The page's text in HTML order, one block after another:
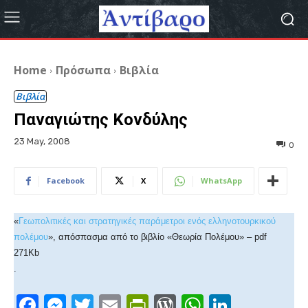
Home Πρόσωπα Βιβλία
Βιβλία
Παναγιώτης Κονδύλης
23 May, 2008 0
Facebook X WhatsApp
«Γεωπολιτικές και στρατηγικές παράμετροι ενός ελληνοτουρκικού
πολέμου», απόσπασμα από το βιβλίο «Θεωρία Πολέμου» – pdf
271Kb
.